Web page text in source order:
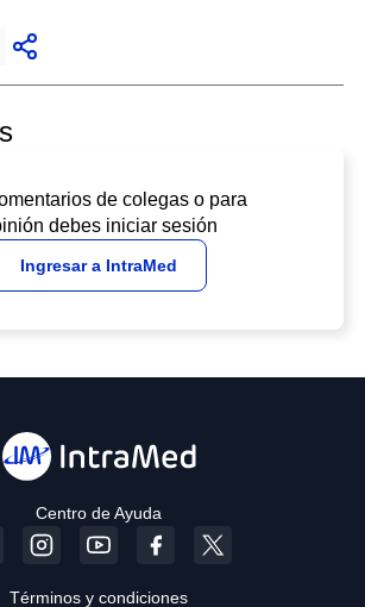
de colegas o para
debes iniciar sesión
Ingresar a IntraMed
Centro de Ayuda
Términos y condiciones